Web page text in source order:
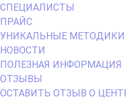
СПЕЦИАЛИСТЫ
ПРАЙС
УНИКАЛЬНЫЕ МЕТОДИКИ
НОВОСТИ
ПОЛЕЗНАЯ ИНФОРМАЦИЯ
ОТЗЫВЫ
ОСТАВИТЬ ОТЗЫВ О